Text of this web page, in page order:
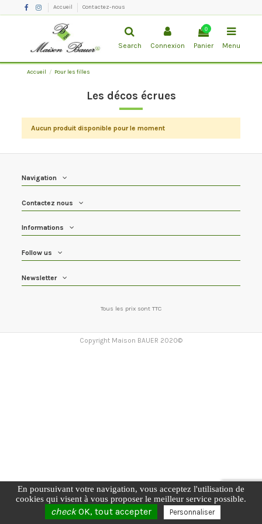
Accueil Contactez-nous
Search Connexion
0
Panier Menu
Accueil Pour les filles
Les décos écrues
Aucun produit disponible pour le moment
Navigation
Contactez nous
Informations
Follow us
Newsletter
Tous les prix sont TTC
Copyright Maison BAUER 2020©
En poursuivant votre navigation, vous acceptez l'utilisation de
cookies qui visent à vous proposer le meilleur service possible.
checkOK, tout accepter Personnaliser